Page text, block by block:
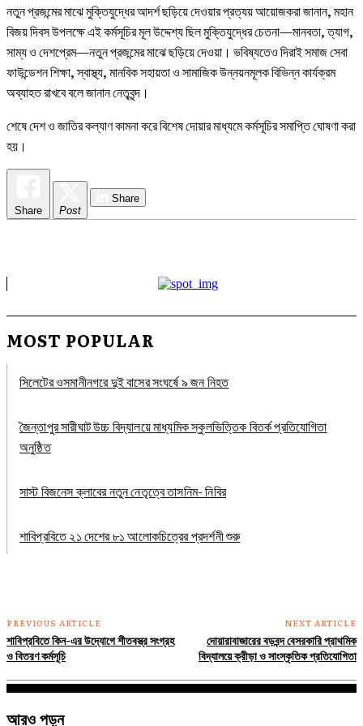
নতুন প্রজন্মের মাঝে মুক্তিযুদ্ধের আদর্শ ছড়িয়ে দেওয়ার প্রত্যয় আয়োজকরা জানান, মহান
বিজয় দিবস উপলক্ষে এই কর্মসূচির মূল উদ্দেশ্য ছিল মুক্তিযুদ্ধের চেতনা—মানবতা, ত্যাগ,
সাম্য ও দেশপ্রেম—নতুন প্রজন্মের মাঝে ছড়িয়ে দেওয়া। ভবিষ্যতেও দিরাই সমাজ সেবা
ফাউন্ডেশন শিক্ষা, স্বাস্থ্য, মানবিক সহায়তা ও সামাজিক উন্নয়নমূলক বিভিন্ন কার্যক্রম
অব্যাহত রাখবে বলে জানান নেতৃবৃন্দ।
শেষে দেশ ও জাতির কল্যাণ কামনা করে বিশেষ দোয়ার মাধ্যমে কর্মসূচির সমাপ্তি ঘোষণা করা
হয়।
Share Post
Share
MOST POPULAR
সিলেটের ওসমানীনগরে দুই বাসের সংঘর্ষে ৯ জন নিহত
জৈন্তাপুর সারীঘাট উচ্চ বিদ্যালয়ে মাধ্যমিক স্কুলভিত্তিক বিতর্ক প্রতিযোগিতা
অনুষ্ঠিত
সাস্ট বিজনেস ক্লাবের নতুন নেতৃত্বে তাসনিম- নিবির
শাবিপ্রবিতে ২১ দেশের ৮১ আলোকচিত্রের প্রদর্শনী শুরু
PREVIOUS ARTICLE
শাবিপ্রবিতে কিন-এর উদ্যোগে শীতবস্ত্র সংগ্রহ
ও বিতরণ কর্মসূচি
NEXT ARTICLE
দোয়ারাবাজারের বড়বন্দ বেসরকারি প্রাথমিক
বিদ্যালয়ে ক্রীড়া ও সাংস্কৃতিক প্রতিযোগিতা
আরও পড়ুন